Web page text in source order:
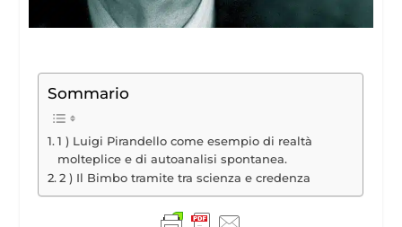
Sommario
1 ) Luigi Pirandello come esempio di realtà
molteplice e di autoanalisi spontanea.
2 ) Il Bimbo tramite tra scienza e credenza